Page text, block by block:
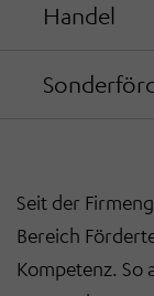
Handel
Seit der
Bereich
Kompetenz.